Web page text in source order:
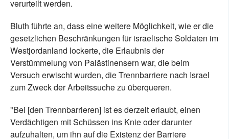
verurteilt werden.
Bluth führte an, dass eine weitere Möglichkeit, wie er die
gesetzlichen Beschränkungen für israelische Soldaten im
Westjordanland lockerte, die Erlaubnis der
Verstümmelung von Palästinensern war, die beim
Versuch erwischt wurden, die Trennbarriere nach Israel
zum Zweck der Arbeitssuche zu überqueren.
"Bei [den Trennbarrieren] ist es derzeit erlaubt, einen
Verdächtigen mit Schüssen ins Knie oder darunter
aufzuhalten, um ihn auf die Existenz der Barriere